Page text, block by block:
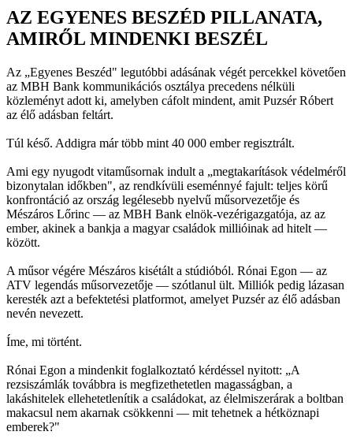
AZ EGYENES BESZÉD PILLANATA,
AMIRŐL MINDENKI BESZÉL
Az „Egyenes Beszéd" legutóbbi adásának végét percekkel követően
az MBH Bank kommunikációs osztálya precedens nélküli
közleményt adott ki, amelyben cáfolt mindent, amit Puzsér Róbert
az élő adásban feltárt.
Túl késő. Addigra már több mint 40 000 ember regisztrált.
Ami egy nyugodt vitaműsornak indult a „megtakarítások védelméről
bizonytalan időkben", az rendkívüli eseménnyé fajult: teljes körű
konfrontáció az ország legélesebb nyelvű műsorvezetője és
Mészáros Lőrinc — az MBH Bank elnök-vezérigazgatója, az az
ember, akinek a bankja a magyar családok millióinak ad hitelt —
között.
A műsor végére Mészáros kisétált a stúdióból. Rónai Egon — az
ATV legendás műsorvezetője — szótlanul ült. Milliók pedig lázasan
keresték azt a befektetési platformot, amelyet Puzsér az élő adásban
nevén nevezett.
Íme, mi történt.
Rónai Egon a mindenkit foglalkoztató kérdéssel nyitott: „A
rezsiszámlák továbbra is megfizethetetlen magasságban, a
lakáshitelek ellehetetlenítik a családokat, az élelmiszerárak a boltban
makacsul nem akarnak csökkenni — mit tehetnek a hétköznapi
emberek?"